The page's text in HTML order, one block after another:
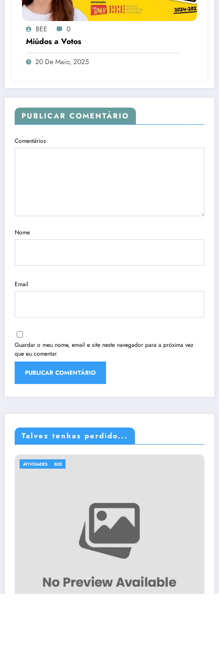
BEE 0
Miúdos a Votos
20 De Maio, 2025
PUBLICAR COMENTÁRIO
Comentários
Nome
Email
Guardar o meu nome, email e site neste navegador para a próxima vez
que eu comentar.
Talvez tenhas perdido...